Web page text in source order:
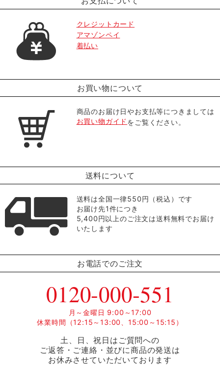
クレジットカード
アマゾンペイ
着払い
お買い物について
商品のお届け日やお支払等につきましては
お買い物ガイド をご覧ください。
送料について
送料は全国一律550円（税込）です
お届け先1件につき
5,400円以上のご注文は送料無料でお届け
いたします
お電話でのご注文
0120-000-551
月～金曜日 9:00～17:00
休業時間（12:15～13:00、15:00～15:15）
土、日、祝日はご質問への
ご返答・ご連絡・並びに商品の発送は
お休みさせていただいております